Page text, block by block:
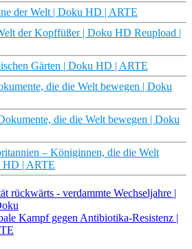
der Welt | Doku HD | ARTE
der Kopffüßer | Doku HD Reupload |
Gärten | Doku HD | ARTE
die die Welt bewegen | Doku
die die Welt bewegen | Doku
– Königinnen, die die Welt
HD | ARTE
rückwärts - verdammte Wechseljahre |
Kampf gegen Antibiotika-Resistenz |